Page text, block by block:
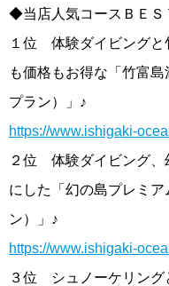
◆当店人気コースＢＥ
１位 体験ダイビングと
も価格もお得な「竹富
プラン）」♪
https://www.ishigaki-
２位 体験ダイビング、
にした「幻の島プレミ
ン）」♪
https://www.ishigaki-
３位 シュノーケリング